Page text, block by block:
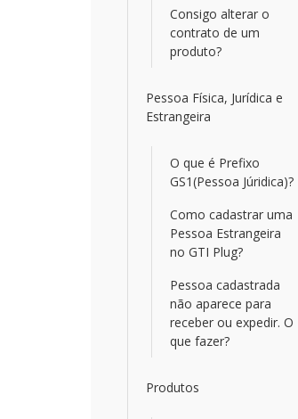
Consigo alterar o
contrato de um
produto?
Pessoa Física, Jurídica e
Estrangeira
O que é Prefixo
GS1(Pessoa Júridica)?
Como cadastrar uma
Pessoa Estrangeira
no GTI Plug?
Pessoa cadastrada
não aparece para
receber ou expedir. O
que fazer?
Produtos